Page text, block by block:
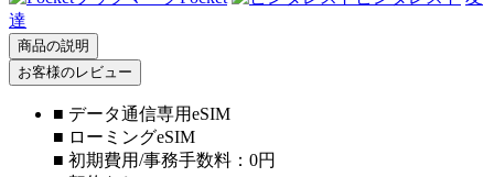
達
商品の説明
お客様のレビュー
■ データ通信専用eSIM
■ ローミングeSIM
■ 初期費用/事務手数料：0円